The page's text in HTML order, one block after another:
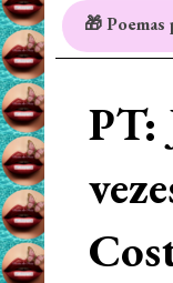
🎁
PT: